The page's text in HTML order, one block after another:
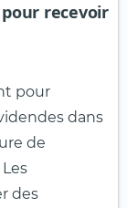
recevoir
pour
dans
de
des